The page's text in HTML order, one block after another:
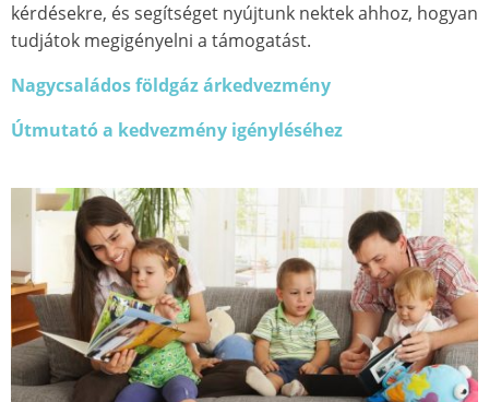
kérdésekre, és segítséget nyújtunk nektek ahhoz, hogyan
tudjátok megigényelni a támogatást.
Nagycsaládos földgáz árkedvezmény
Útmutató a kedvezmény igényléséhez